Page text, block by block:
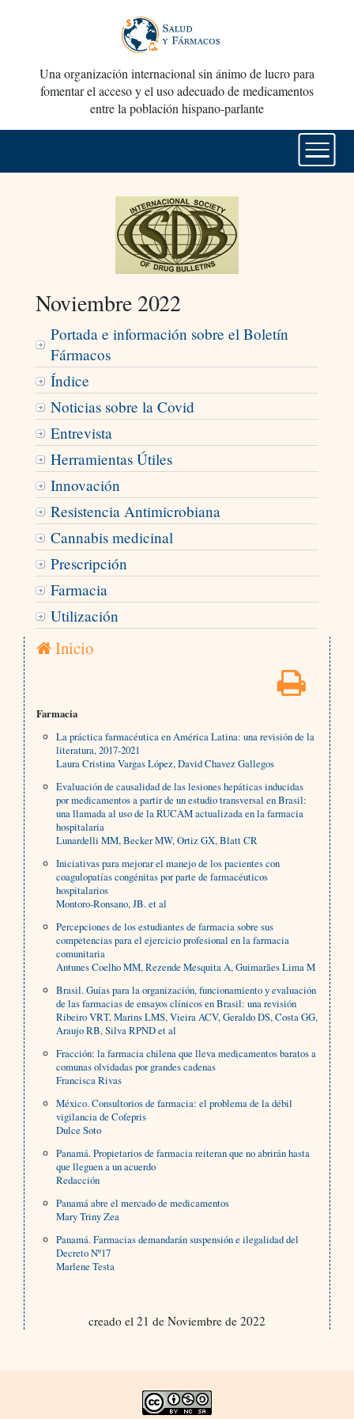
Una organización internacional sin ánimo de lucro para
fomentar el acceso y el uso adecuado de medicamentos
entre la población hispano-parlante
Noviembre 2022
Portada e información sobre el Boletín
Fármacos
Índice
Noticias sobre la Covid
Entrevista
Herramientas Útiles
Innovación
Resistencia Antimicrobiana
Cannabis medicinal
Prescripción
Farmacia
Utilización
Inicio
Farmacia
La práctica farmacéutica en América Latina: una revisión de la
literatura, 2017-2021
Laura Cristina Vargas López, David Chavez Gallegos
Evaluación de causalidad de las lesiones hepáticas inducidas
por medicamentos a partir de un estudio transversal en Brasil:
una llamada al uso de la RUCAM actualizada en la farmacia
hospitalaria
Lunardelli MM, Becker MW, Ortiz GX, Blatt CR
Iniciativas para mejorar el manejo de los pacientes con
coagulopatías congénitas por parte de farmacéuticos
hospitalarios
Montoro-Ronsano, JB. et al
Percepciones de los estudiantes de farmacia sobre sus
competencias para el ejercicio profesional en la farmacia
comunitaria
Antunes Coelho MM, Rezende Mesquita A, Guimarães Lima M
Brasil. Guías para la organización, funcionamiento y evaluación
de las farmacias de ensayos clínicos en Brasil: una revisión
Ribeiro VRT, Marins LMS, Vieira ACV, Geraldo DS, Costa GG,
Araujo RB, Silva RPND et al
Fracción: la farmacia chilena que lleva medicamentos baratos a
comunas olvidadas por grandes cadenas
Francisca Rivas
México. Consultorios de farmacia: el problema de la débil
vigilancia de Cofepris
Dulce Soto
Panamá. Propietarios de farmacia reiteran que no abrirán hasta
que lleguen a un acuerdo
Redacción
Panamá abre el mercado de medicamentos
Mary Triny Zea
Panamá. Farmacias demandarán suspensión e ilegalidad del
Decreto Nº17
Marlene Testa
creado el 21 de Noviembre de 2022